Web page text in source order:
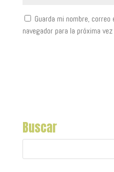
Guarda mi nombre,
navegador para la próxima
Buscar